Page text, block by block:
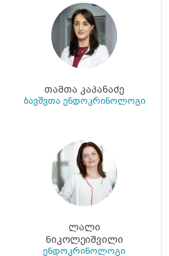
თამთა კაპანაძე
ბავშვთა ენდოკრინოლოგი
ლალი
ნიკოლეიშვილი
ენდოკრინოლოგი